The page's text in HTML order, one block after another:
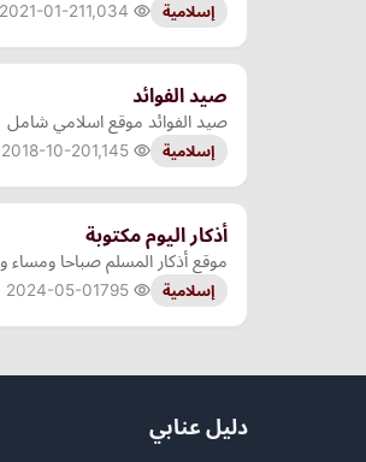
إسلامية 2021-01-21
صيد الفوائد
صيد الفوائد موقع اسلامي شامل
إسلامية 2018-10-20
أذكار اليوم مكتوبة
موقع أذكار المسلم صباحا ومساء
إسلامية 2024-05-01
دليل عنابي